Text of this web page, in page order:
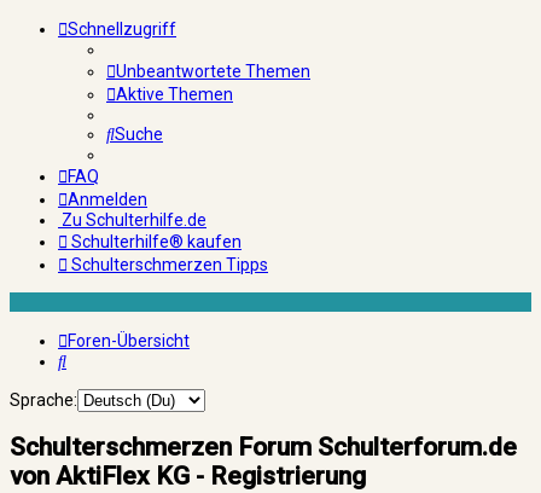
Schnellzugriff
Unbeantwortete Themen
Aktive Themen
Suche
FAQ
Anmelden
Zu Schulterhilfe.de
Schulterhilfe® kaufen
Schulterschmerzen Tipps
Foren-Übersicht
Suche
Sprache:
Schulterschmerzen Forum Schulterforum.de
von AktiFlex KG - Registrierung